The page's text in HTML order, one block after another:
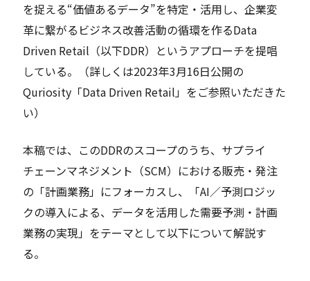
を捉える“価値あるデータ”を特定・活用し、企業変
革に繋がるビジネス改善活動の循環を作るData
Driven Retail（以下DDR）というアプローチを提唱
している。（詳しくは2023年3月16日公開の
Quriosity「Data Driven Retail」をご参照いただきた
い）
本稿では、このDDRのスコープのうち、サプライ
チェーンマネジメント（SCM）における販売・発注
の「計画業務」にフォーカスし、「AI／予測ロジッ
クの導入による、データを活用した需要予測・計画
業務の実現」をテーマとして以下について解説す
る。